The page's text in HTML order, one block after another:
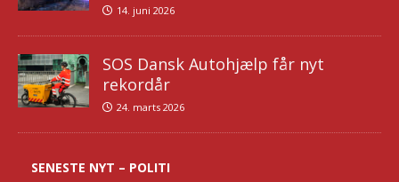
14. juni 2026
SOS Dansk Autohjælp får nyt
rekordår
24. marts 2026
SENESTE NYT – POLITI